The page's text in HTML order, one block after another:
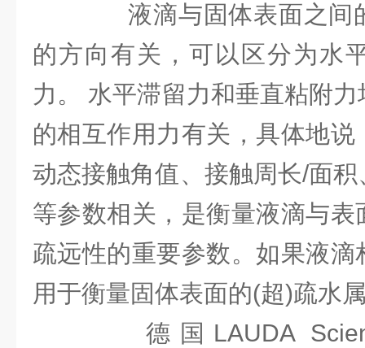
液滴与固体表面之间
的方向有关，可以区分为水
力。 水平滞留力和垂直粘附
的相互作用力有关，具体地
动态接触角值、接触周长/面
等参数相关，是衡量液滴与
疏远性的重要参数。如果液
用于衡量固体表面的(超)疏水
德国LAUDA